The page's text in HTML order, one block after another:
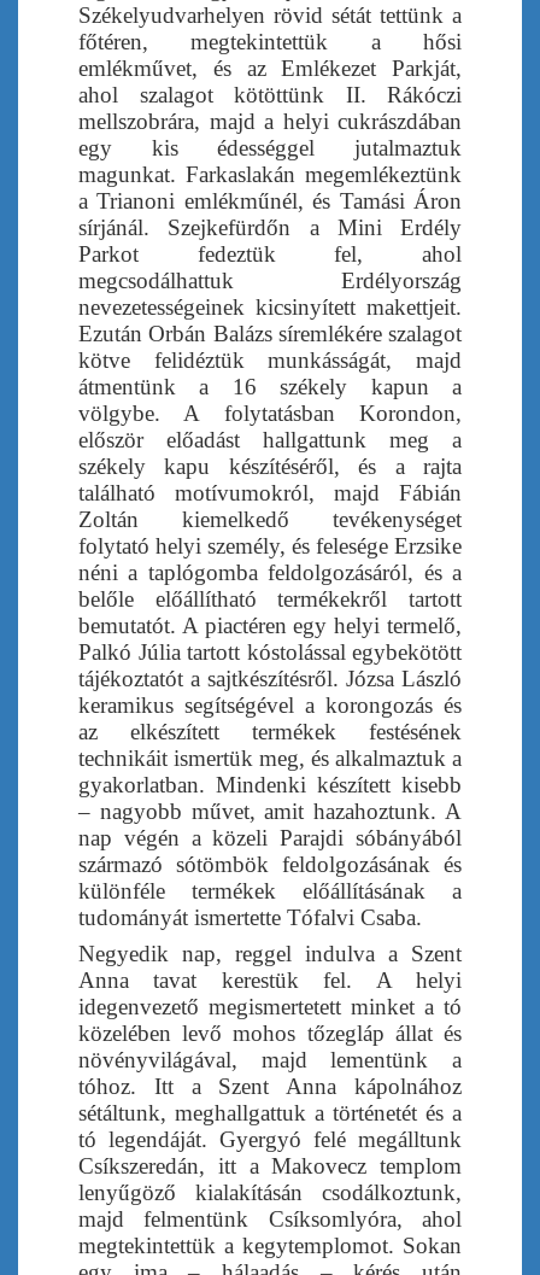
Székelyudvarhelyen rövid sétát tettünk a
főtéren, megtekintettük a hősi
emlékművet, és az Emlékezet Parkját,
ahol szalagot kötöttünk II. Rákóczi
mellszobrára, majd a helyi cukrászdában
egy kis édességgel jutalmaztuk
magunkat. Farkaslakán megemlékeztünk
a Trianoni emlékműnél, és Tamási Áron
sírjánál. Szejkefürdőn a Mini Erdély
Parkot fedeztük fel, ahol
megcsodálhattuk Erdélyország
nevezetességeinek kicsinyített makettjeit.
Ezután Orbán Balázs síremlékére szalagot
kötve felidéztük munkásságát, majd
átmentünk a 16 székely kapun a
völgybe. A folytatásban Korondon,
először előadást hallgattunk meg a
székely kapu készítéséről, és a rajta
található motívumokról, majd Fábián
Zoltán kiemelkedő tevékenységet
folytató helyi személy, és felesége Erzsike
néni a taplógomba feldolgozásáról, és a
belőle előállítható termékekről tartott
bemutatót. A piactéren egy helyi termelő,
Palkó Júlia tartott kóstolással egybekötött
tájékoztatót a sajtkészítésről. Józsa László
keramikus segítségével a korongozás és
az elkészített termékek festésének
technikáit ismertük meg, és alkalmaztuk a
gyakorlatban. Mindenki készített kisebb
– nagyobb művet, amit hazahoztunk. A
nap végén a közeli Parajdi sóbányából
származó sótömbök feldolgozásának és
különféle termékek előállításának a
tudományát ismertette Tófalvi Csaba.
Negyedik nap, reggel indulva a Szent
Anna tavat kerestük fel. A helyi
idegenvezető megismertetett minket a tó
közelében levő mohos tőzegláp állat és
növényvilágával, majd lementünk a
tóhoz. Itt a Szent Anna kápolnához
sétáltunk, meghallgattuk a történetét és a
tó legendáját. Gyergyó felé megálltunk
Csíkszeredán, itt a Makovecz templom
lenyűgöző kialakításán csodálkoztunk,
majd felmentünk Csíksomlyóra, ahol
megtekintettük a kegytemplomot. Sokan